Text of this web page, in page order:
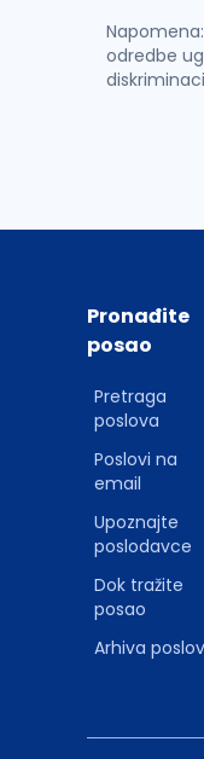
odredbe
Pronađite
posao
Pretraga
poslova
Poslovi na
email
Upoznajte
poslodavce
Dok tražite
posao
Arhiva